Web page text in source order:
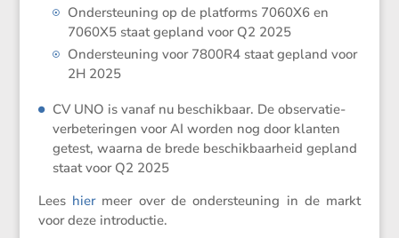
Onder­steu­ning op de platforms 7060X6 en
7060X5 staat gepland voor Q2 2025
Onder­steu­ning voor 7800R4 staat gepland voor
2H 2025
CV UNO is vanaf nu beschik­baar. De obser­va­tie­
ver­be­te­ringen voor AI worden nog door klanten
getest, waarna de brede beschik­baar­heid gepland
staat voor Q2 2025
Lees hiermeer over de onder­steu­ning in de markt
voor deze introductie.